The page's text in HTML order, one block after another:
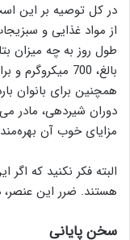
در کل توصیه بر این
از مواد غذایی و
طول روز به چه میزان
مزایای خوب آن
البته فکر نکنید که
هستند. ضرر این
سخن پایانی